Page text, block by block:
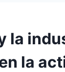
la
la